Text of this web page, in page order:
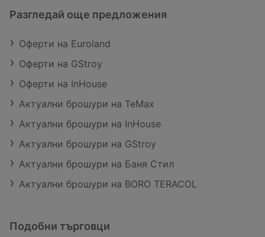
Разгледай още предложения
Оферти на Euroland
Оферти на GStroy
Оферти на InHouse
Актуални брошури на TeMax
Актуални брошури на InHouse
Актуални брошури на GStroy
Актуални брошури на Баня Стил
Актуални брошури на BORO TERACOL
Подобни търговци